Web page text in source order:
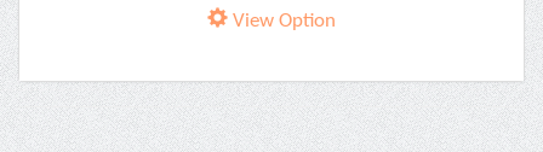
View Option